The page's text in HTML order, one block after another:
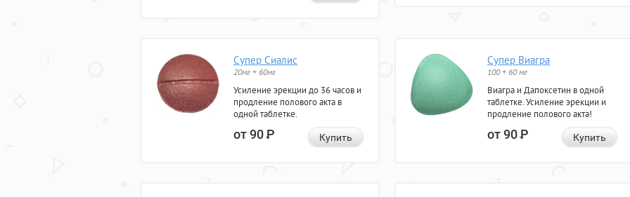
Супер Сиалис
20мг + 60мг
Усиление эрекции до 36 часов и
продление полового акта в
одной таблетке.
от 90Р Купить
Супер Виагра
100 + 60 мг
Виагра и Дапоксетин в одной
таблетке. Усиление эрекции и
продление полового акта!
от 90Р Купить